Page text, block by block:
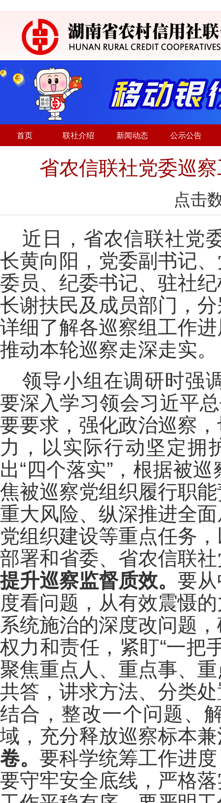
首页 联社介绍 新闻动态 公示公告
省农信联社党委巡
点击
近日，省农信联社党
长黄向阳，党委副书记
委员、纪委书记、驻社
长谢扶民及成员部门，
详细了解各巡察组工作
推动本轮巡察走深走实。
领导小组在调研时强
要深入学习领会习近平
要要求，强化政治巡察
力，以实际行动坚定拥
出“四个落实”，根据被
焦被巡察党组织履行职
重大风险、纵深推进全
党组织建设等重点任务
部署和省委、省农信联
提升巡察监督质效。 要
度看问题，从有效震慑
系统施治的深度改问题
权力和责任，紧盯“一把
聚焦重点人、重点事、
共答，讲求方法、分类
结合，整改一个问题、
域，充分释放巡察标本
卷。 要科学统筹工作进
要守牢安全底线，严格